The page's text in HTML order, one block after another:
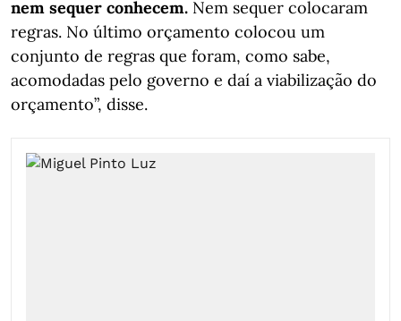
nem sequer conhecem. Nem sequer colocaram
regras. No último orçamento colocou um
conjunto de regras que foram, como sabe,
acomodadas pelo governo e daí a viabilização do
orçamento”, disse.